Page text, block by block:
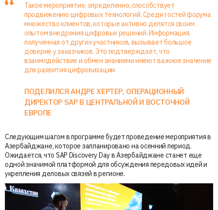
Такое мероприятие, определенно, способствует
продвижению цифровых технологий. Среди гостей форума
множество клиентов, которые активно делятся своим
опытом внедрения цифровых решений. Информация,
полученная от других участников, вызывает большое
доверие у заказчиков. Это подтверждает, что
взаимодействие и обмен знаниями имеют важное значение
для развития цифровизации.
ПОДЕЛИЛСЯ АНДРЕ ХЕРТЕР, ОПЕРАЦИОННЫЙ
ДИРЕКТОР SAP В ЦЕНТРАЛЬНОЙ И ВОСТОЧНОЙ
ЕВРОПЕ
Следующим шагом в программе будет проведение мероприятия в
Азербайджане, которое запланировано на осенний период.
Ожидается, что SAP Discovery Day в Азербайджане станет еще
одной значимой платформой для обсуждения передовых идей и
укрепления деловых связей в регионе.